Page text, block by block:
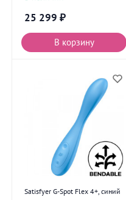
25 299 ₽
В корзину
Satisfyer G-Spot Flex 4+, синий